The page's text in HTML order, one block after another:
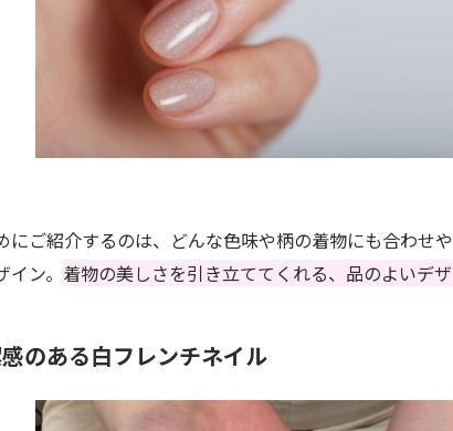
にご紹介するのは、どんな色味や柄の着物にも合わせ
イン。 着物の美しさを引き立ててくれる、品のよいデザ
のある白フレンチネイル